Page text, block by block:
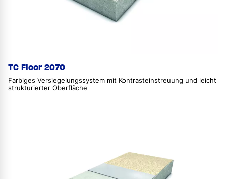
TC Floor 2070
Farbiges Versiegelungssystem mit Kontrasteinstreuung und leicht
strukturierter Oberfläche